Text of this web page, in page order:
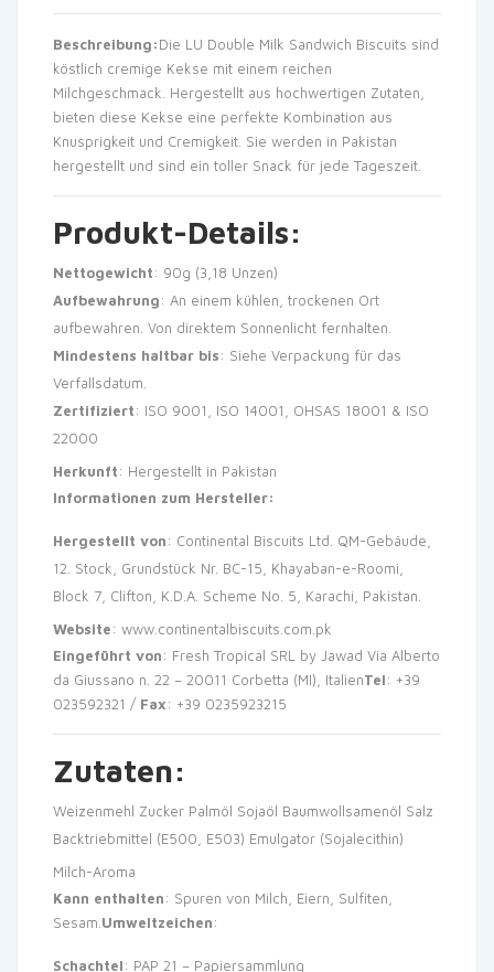
Beschreibung:Die LU Double Milk Sandwich Biscuits sind
köstlich cremige Kekse mit einem reichen
Milchgeschmack. Hergestellt aus hochwertigen Zutaten,
bieten diese Kekse eine perfekte Kombination aus
Knusprigkeit und Cremigkeit. Sie werden in Pakistan
hergestellt und sind ein toller Snack für jede Tageszeit.
Produkt-Details:
Nettogewicht: 90g (3,18 Unzen)
Aufbewahrung: An einem kühlen, trockenen Ort
aufbewahren. Von direktem Sonnenlicht fernhalten.
Mindestens haltbar bis: Siehe Verpackung für das
Verfallsdatum.
Zertifiziert: ISO 9001, ISO 14001, OHSAS 18001 & ISO
22000
Herkunft: Hergestellt in Pakistan
Informationen zum Hersteller:
Hergestellt von: Continental Biscuits Ltd. QM-Gebäude,
12. Stock, Grundstück Nr. BC-15, Khayaban-e-Roomi,
Block 7, Clifton, K.D.A. Scheme No. 5, Karachi, Pakistan.
Website: www.continentalbiscuits.com.pk
Eingeführt von: Fresh Tropical SRL by Jawad Via Alberto
da Giussano n. 22 – 20011 Corbetta (MI), ItalienTel: +39
023592321 / Fax: +39 0235923215
Zutaten:
Weizenmehl Zucker Palmöl Sojaöl Baumwollsamenöl Salz
Backtriebmittel (E500, E503) Emulgator (Sojalecithin)
Milch-Aroma
Kann enthalten: Spuren von Milch, Eiern, Sulfiten,
Sesam.Umweltzeichen:
Schachtel: PAP 21 – Papiersammlung